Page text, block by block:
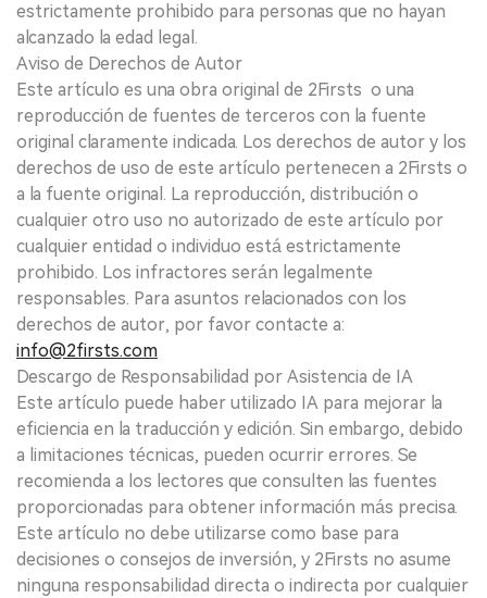
estrictamente prohibido para personas que no hayan
alcanzado la edad legal.
Aviso de Derechos de Autor
Este artículo es una obra original de 2Firsts o una
reproducción de fuentes de terceros con la fuente
original claramente indicada. Los derechos de autor y los
derechos de uso de este artículo pertenecen a 2Firsts o
a la fuente original. La reproducción, distribución o
cualquier otro uso no autorizado de este artículo por
cualquier entidad o individuo está estrictamente
prohibido. Los infractores serán legalmente
responsables. Para asuntos relacionados con los
derechos de autor, por favor contacte a:
info@2firsts.com
Descargo de Responsabilidad por Asistencia de IA
Este artículo puede haber utilizado IA para mejorar la
eficiencia en la traducción y edición. Sin embargo, debido
a limitaciones técnicas, pueden ocurrir errores. Se
recomienda a los lectores que consulten las fuentes
proporcionadas para obtener información más precisa.
Este artículo no debe utilizarse como base para
decisiones o consejos de inversión, y 2Firsts no asume
ninguna responsabilidad directa o indirecta por cualquier